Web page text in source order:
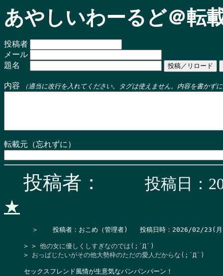
あやしいわーるど＠転
投稿者
メール
題名
内容 （適当に改行を入れてください。タグは使えません。内容を書かず
転載元（忘れずに）
投稿者：
投稿日：
★
＞　  投稿者：おこめ（管理者)   投稿日時：2026/02/
> > 他の女に優しくしすぎなのでは(;´Д`)
> おっぱじたいがその他大勢枠のただの愛人だからな(;´Д`)
セックスフレンド風情が生意気なパンパンパーン！